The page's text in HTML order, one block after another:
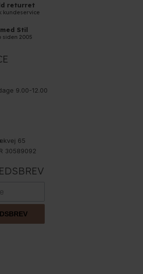
returret
kundeservice
Stil
siden 2005
9.00-12.00
65
30589092